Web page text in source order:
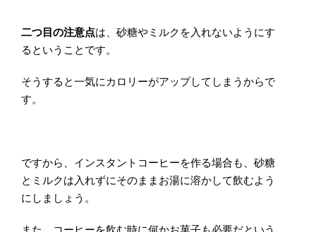
二つ目の注意点は、砂糖やミルクを入れないようにす
るということです。
そうすると一気にカロリーがアップしてしまうからで
す。
ですから、インスタントコーヒーを作る場合も、砂糖
とミルクは入れずにそのままお湯に溶かして飲むよう
にしましょう。